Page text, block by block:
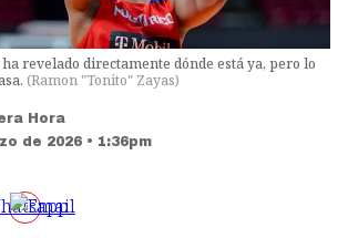
revelado directamente dónde está ya, pero lo
(Ramon "Tonito" Zayas)
Hora
de 2026 • 1:36pm